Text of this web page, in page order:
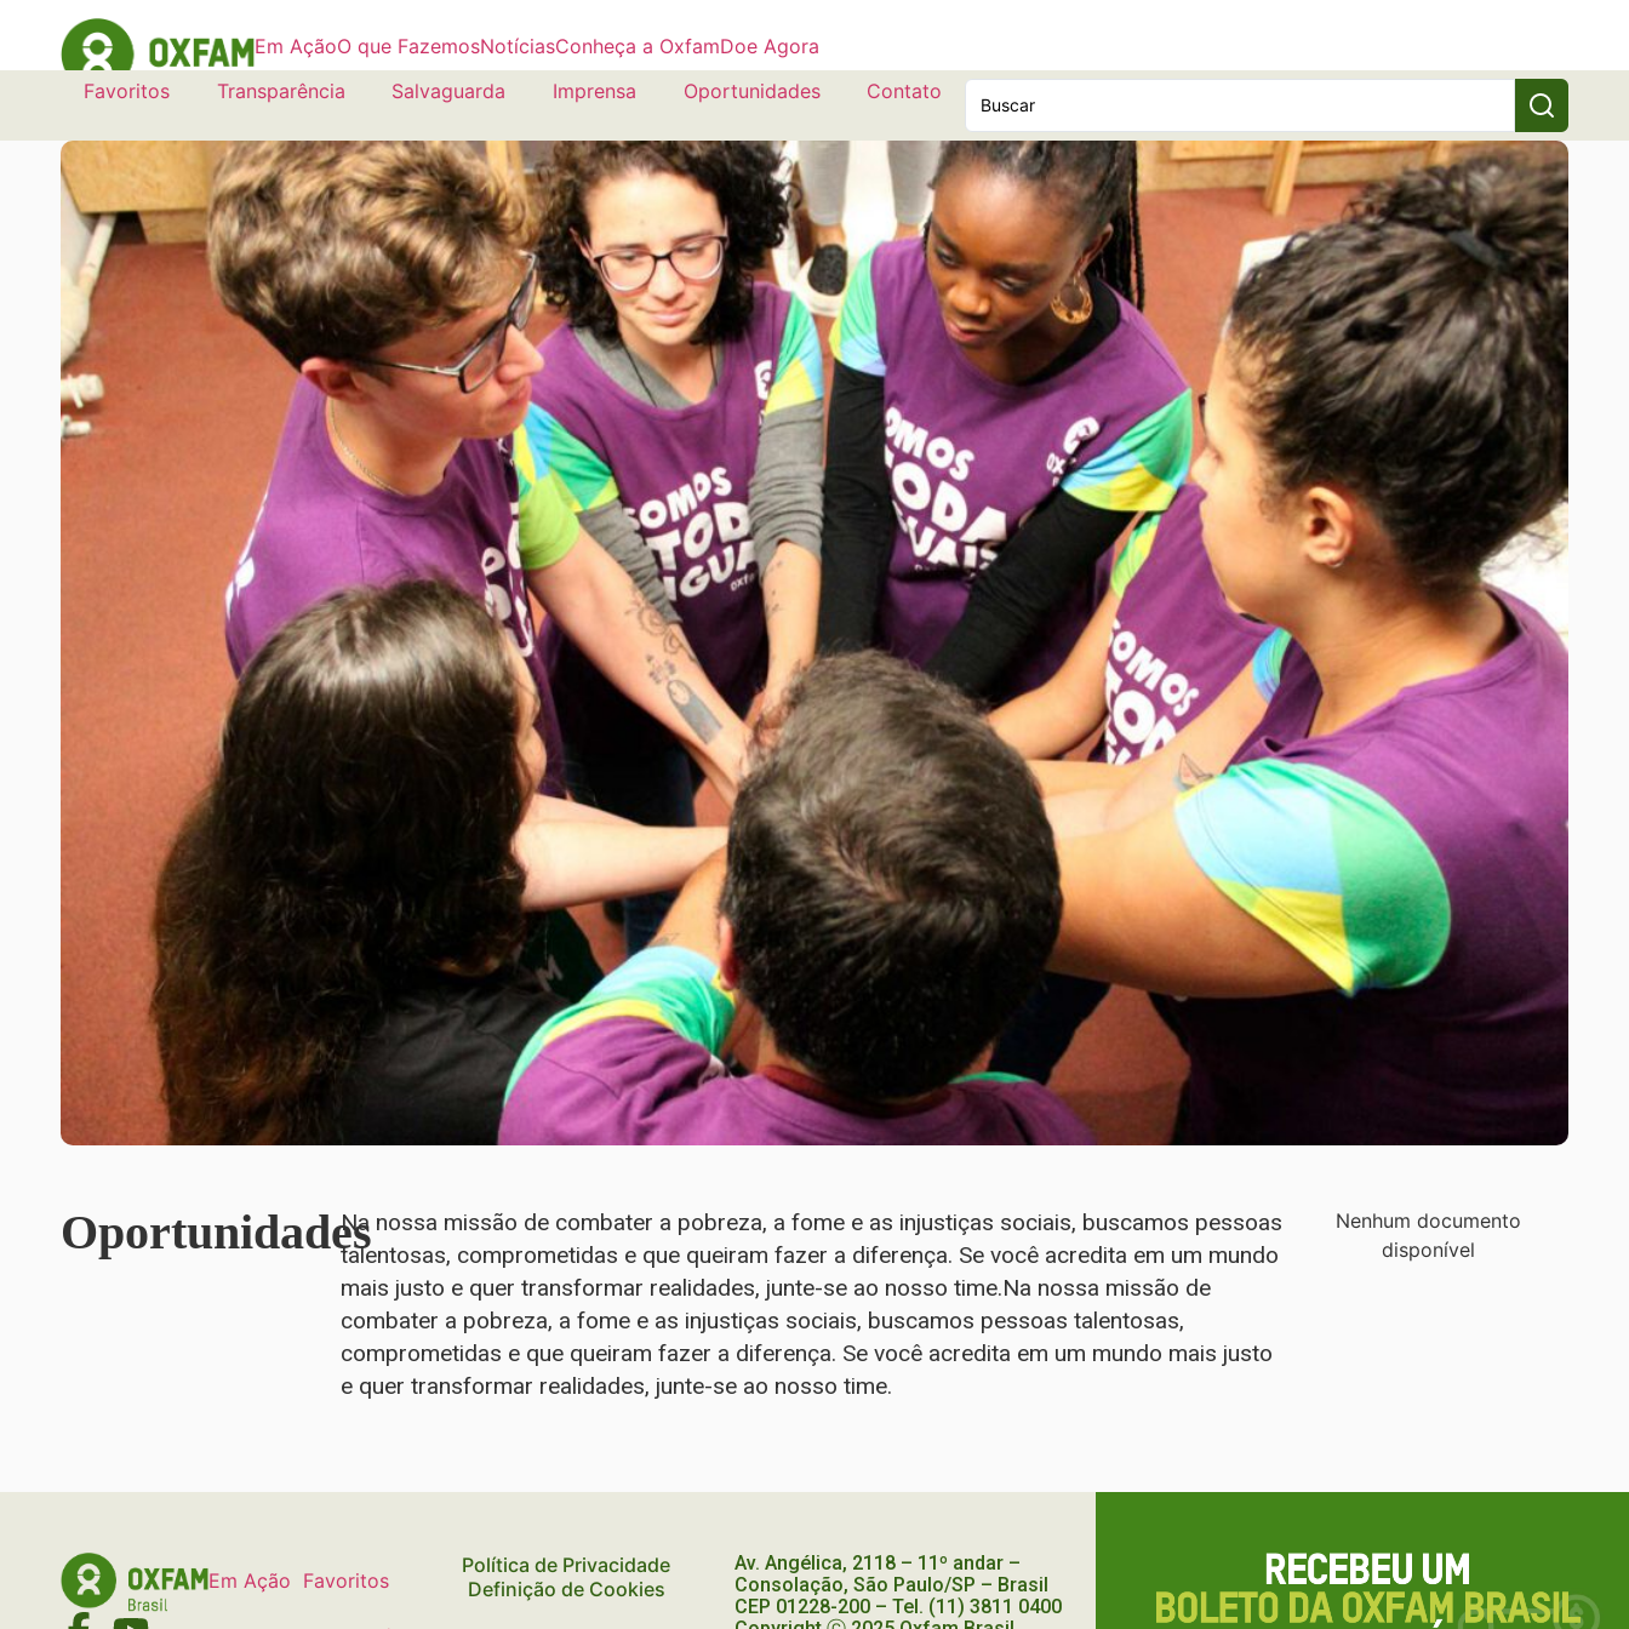
Em AçãoO que FazemosNotíciasConheça a OxfamDoe Agora
Favoritos
Transparência Salvaguarda Imprensa Oportunidades Contato
OportunidadesNa nossa missão de combater a pobreza, a fome e as injustiças sociais, buscamos pessoas
talentosas, comprometidas e que queiram fazer a diferença. Se você acredita em um mundo
mais justo e quer transformar realidades, junte-se ao nosso time.Na nossa missão de
combater a pobreza, a fome e as injustiças sociais, buscamos pessoas talentosas,
comprometidas e que queiram fazer a diferença. Se você acredita em um mundo mais justo
e quer transformar realidades, junte-se ao nosso time.
Nenhum documento
disponível
Em Ação Favoritos
Política de Privacidade
Definição de Cookies
Av. Angélica, 2118 – 11º andar –
Consolação, São Paulo/SP – Brasil
CEP 01228-200 – Tel. (11) 3811 0400